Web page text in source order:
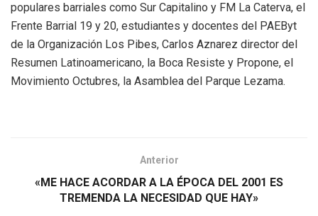
populares barriales como Sur Capitalino y FM La Caterva, el
Frente Barrial 19 y 20, estudiantes y docentes del PAEByt
de la Organización Los Pibes, Carlos Aznarez director del
Resumen Latinoamericano, la Boca Resiste y Propone, el
Movimiento Octubres, la Asamblea del Parque Lezama.
Anterior
«ME HACE ACORDAR A LA ÉPOCA DEL 2001 ES
TREMENDA LA NECESIDAD QUE HAY»